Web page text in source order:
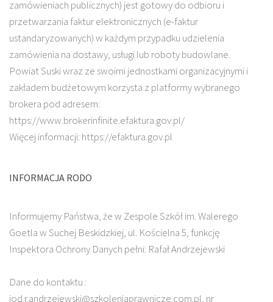
zamówieniach publicznych) jest gotowy do odbioru i
przetwarzania faktur elektronicznych (e-faktur
ustandaryzowanych) w każdym przypadku udzielenia
zamówienia na dostawy, usługi lub roboty budowlane.
Powiat Suski wraz ze swoimi jednostkami organizacyjnymi i
zakładem budżetowym korzysta z platformy wybranego
brokera pod adresem:
https://www.brokerinfinite.efaktura.gov.pl/
Więcej informacji: https://efaktura.gov.pl
INFORMACJA RODO
Informujemy Państwa, że w Zespole Szkół im. Walerego
Goetla w Suchej Beskidzkiej, ul. Kościelna 5, funkcję
Inspektora Ochrony Danych pełni: Rafał Andrzejewski
Dane do kontaktu :
iod.r.andrzejewski@szkoleniaprawnicze.com.pl, nr